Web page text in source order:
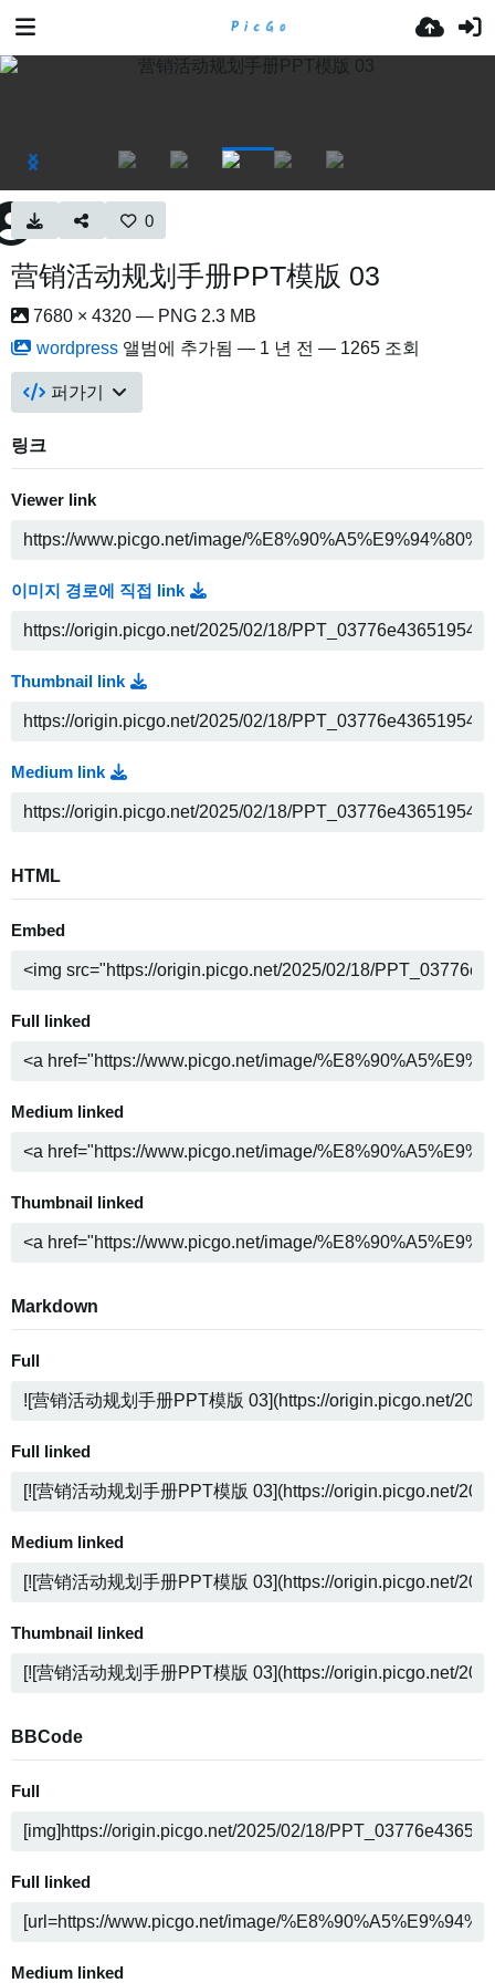
0
营销活动规划手册PPT模版 03
7680 × 4320 — PNG 2.3 MB
wordpress 앨범에 추가됨 — 1 년 전 — 1265 조회
퍼가기
링크
Viewer link
이미지 경로에 직접 link
Thumbnail link
Medium link
HTML
Embed
Full linked
Medium linked
Thumbnail linked
Markdown
Full
Full linked
Medium linked
Thumbnail linked
BBCode
Full
Full linked
Medium linked